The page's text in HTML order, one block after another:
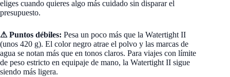
eliges cuando quieres algo más cuidado sin disparar el
presupuesto.
⚠ Puntos débiles: Pesa un poco más que la Watertight II
(unos 420 g). El color negro atrae el polvo y las marcas de
agua se notan más que en tonos claros. Para viajes con límite
de peso estricto en equipaje de mano, la Watertight II sigue
siendo más ligera.